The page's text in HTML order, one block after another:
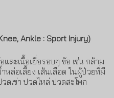
Ankle : Sport Injury)
ะเนื้อเยื่อรอบๆ ข้อ เช่น กล้าม
หล่อเลี้ยง เส้นเลือด ในผู้ป่วยที่มี
วดเข่า ปวดไหล่ ปวดสะโพก